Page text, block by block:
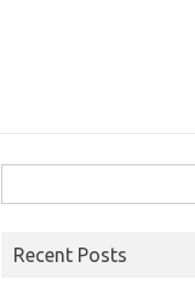
索：
Recent Posts